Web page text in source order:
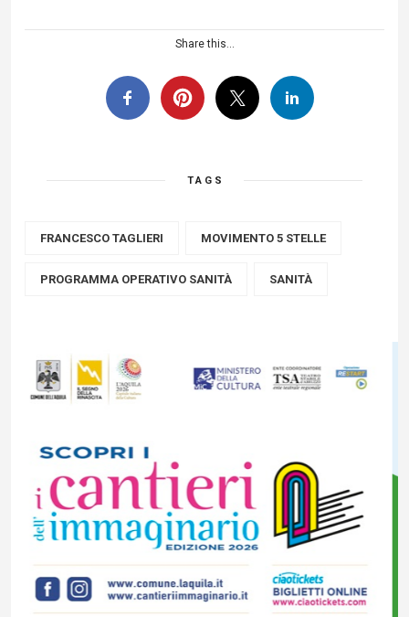
Share this...
TAGS
FRANCESCO TAGLIERI MOVIMENTO 5 STELLE
PROGRAMMA OPERATIVO SANITÀ SANITÀ